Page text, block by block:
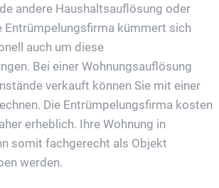
andere Haushaltsauflösung oder
Entrümpelungsfirma kümmert sich
auch um diese
Bei einer Wohnungsauflösung
verkauft können Sie mit einer
Die Entrümpelungsfirma kosten
erheblich. Ihre Wohnung in
somit fachgerecht als Objekt
werden.